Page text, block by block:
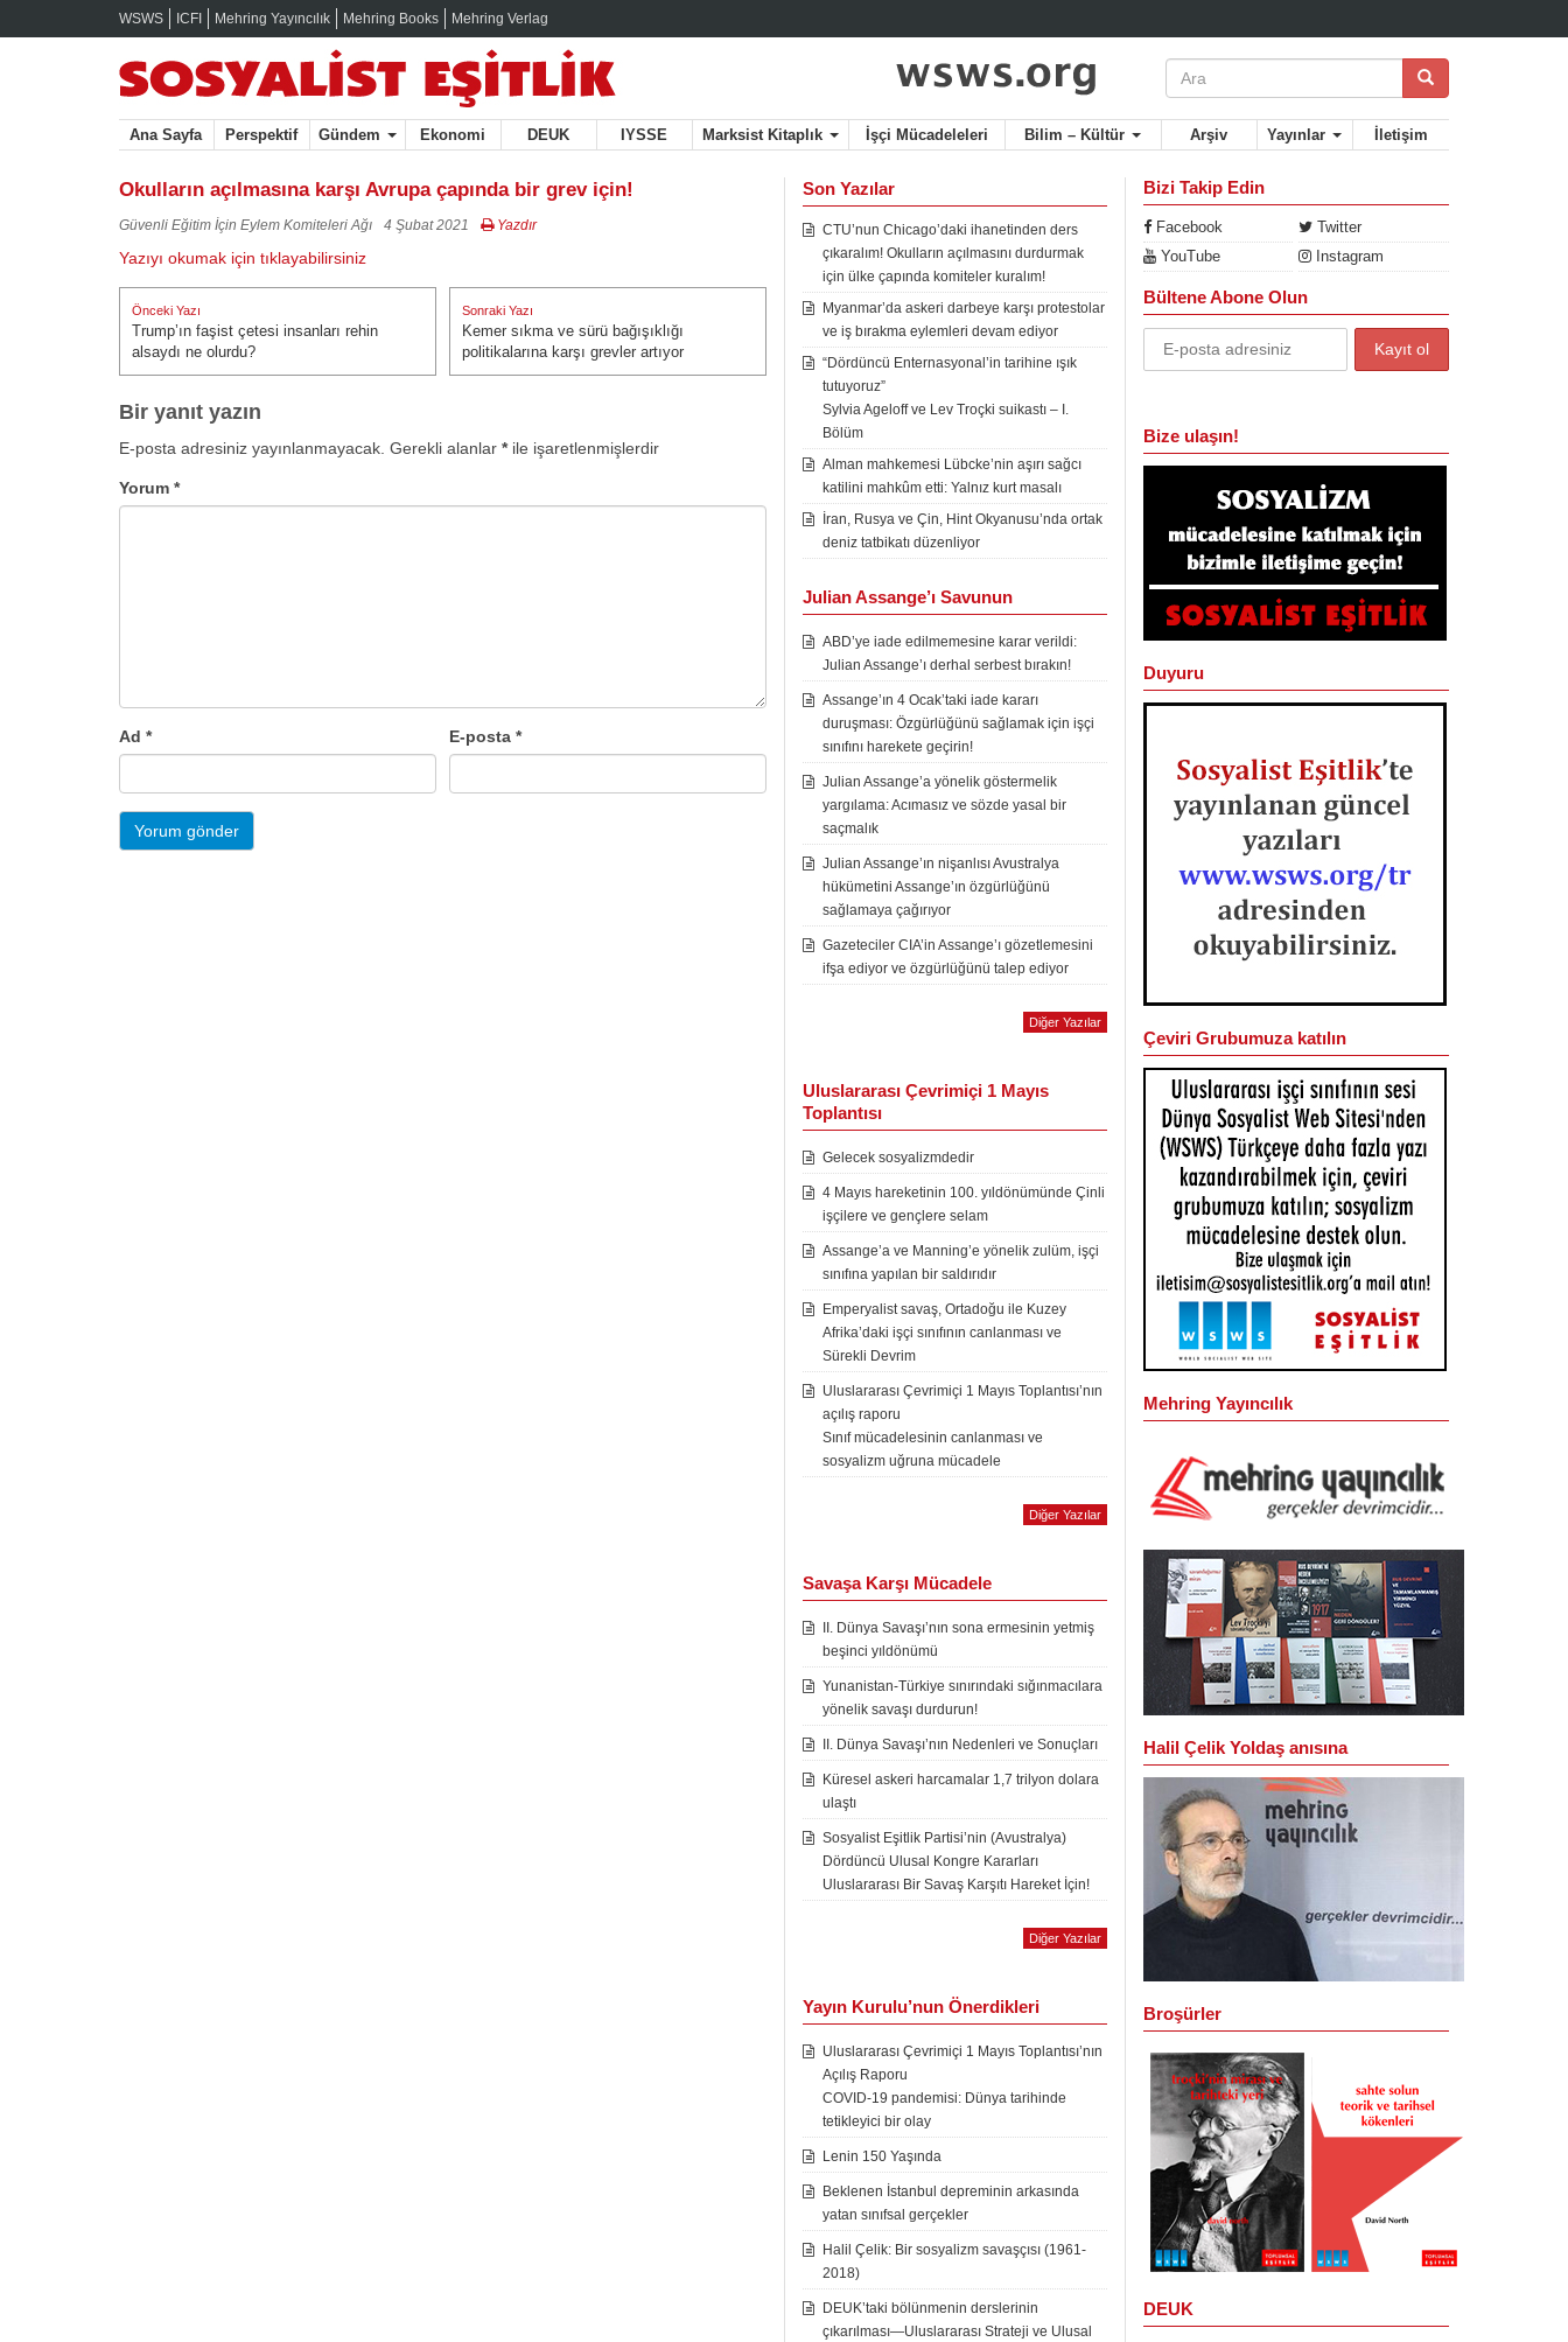
WSWS ICFI Mehring Yayıncılık Mehring Books Mehring Verlag
Ana Sayfa Perspektif Gündem Ekonomi DEUK IYSSE Marksist Kitaplık İşçi Mücadeleleri Bilim – Kültür Arşiv Yayınlar İletişim
Okulların açılmasına karşı Avrupa çapında bir grev için!
Güvenli Eğitim İçin Eylem Komiteleri Ağı 4 Şubat 2021 Yazdır
Yazıyı okumak için tıklayabilirsiniz
Yazı
gezinmesi
Önceki Yazı
Önceki Yazı:
Trump’ın faşist çetesi insanları rehin
alsaydı ne olurdu?
Sonraki Yazı
Sonraki Yazı:
Kemer sıkma ve sürü bağışıklığı
politikalarına karşı grevler artıyor
Bir yanıt yazın
E-posta adresiniz yayınlanmayacak. Gerekli alanlar *ile işaretlenmişlerdir
Yorum *
Ad * E-posta*
Son Yazılar
CTU’nun Chicago’daki ihanetinden ders
çıkaralım! Okulların açılmasını durdurmak
için ülke çapında komiteler kuralım!
Myanmar’da askeri darbeye karşı protestolar
ve iş bırakma eylemleri devam ediyor
“Dördüncü Enternasyonal’in tarihine ışık
tutuyoruz”
Sylvia Ageloff ve Lev Troçki suikastı – I.
Bölüm
Alman mahkemesi Lübcke’nin aşırı sağcı
katilini mahkûm etti: Yalnız kurt masalı
İran, Rusya ve Çin, Hint Okyanusu’nda ortak
deniz tatbikatı düzenliyor
Julian Assange’ı Savunun
ABD’ye iade edilmemesine karar verildi:
Julian Assange’ı derhal serbest bırakın!
Assange’ın 4 Ocak’taki iade kararı
duruşması: Özgürlüğünü sağlamak için işçi
sınıfını harekete geçirin!
Julian Assange’a yönelik göstermelik
yargılama: Acımasız ve sözde yasal bir
saçmalık
Julian Assange’ın nişanlısı Avustralya
hükümetini Assange’ın özgürlüğünü
sağlamaya çağırıyor
Gazeteciler CIA’in Assange’ı gözetlemesini
ifşa ediyor ve özgürlüğünü talep ediyor
Diğer Yazılar
Uluslararası Çevrimiçi 1 Mayıs
Toplantısı
Gelecek sosyalizmdedir
4 Mayıs hareketinin 100. yıldönümünde Çinli
işçilere ve gençlere selam
Assange’a ve Manning’e yönelik zulüm, işçi
sınıfına yapılan bir saldırıdır
Emperyalist savaş, Ortadoğu ile Kuzey
Afrika’daki işçi sınıfının canlanması ve
Sürekli Devrim
Uluslararası Çevrimiçi 1 Mayıs Toplantısı’nın
açılış raporu
Sınıf mücadelesinin canlanması ve
sosyalizm uğruna mücadele
Diğer Yazılar
Savaşa Karşı Mücadele
II. Dünya Savaşı’nın sona ermesinin yetmiş
beşinci yıldönümü
Yunanistan-Türkiye sınırındaki sığınmacılara
yönelik savaşı durdurun!
II. Dünya Savaşı’nın Nedenleri ve Sonuçları
Küresel askeri harcamalar 1,7 trilyon dolara
ulaştı
Sosyalist Eşitlik Partisi’nin (Avustralya)
Dördüncü Ulusal Kongre Kararları
Uluslararası Bir Savaş Karşıtı Hareket İçin!
Diğer Yazılar
Yayın Kurulu’nun Önerdikleri
Uluslararası Çevrimiçi 1 Mayıs Toplantısı’nın
Açılış Raporu
COVID-19 pandemisi: Dünya tarihinde
tetikleyici bir olay
Lenin 150 Yaşında
Beklenen İstanbul depreminin arkasında
yatan sınıfsal gerçekler
Halil Çelik: Bir sosyalizm savaşçısı (1961-
2018)
DEUK’taki bölünmenin derslerinin
çıkarılması—Uluslararası Strateji ve Ulusal
Bizi Takip Edin
Facebook
Twitter
YouTube
Instagram
Bültene Abone Olun
Bize ulaşın!
Duyuru
Çeviri Grubumuza katılın
Mehring Yayıncılık
Halil Çelik Yoldaş anısına
Broşürler
DEUK